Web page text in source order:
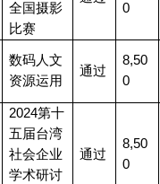
全国摄影
比赛
0
数码人文
资源运用
通过
8,50
0
2024第十
五届台湾
社会企业
学术研讨
通过
8,50
0